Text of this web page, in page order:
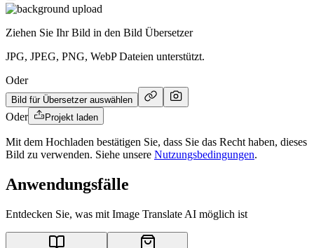
Ziehen Sie Ihr Bild in den Bild Übersetzer
JPG, JPEG, PNG, WebP Dateien unterstützt.
Oder
Bild für Übersetzer auswählen
Oder Projekt laden
Mit dem Hochladen bestätigen Sie, dass Sie das Recht haben, dieses
Bild zu verwenden. Siehe unsere Nutzungsbedingungen.
Anwendungsfälle
Entdecken Sie, was mit Image Translate AI möglich ist